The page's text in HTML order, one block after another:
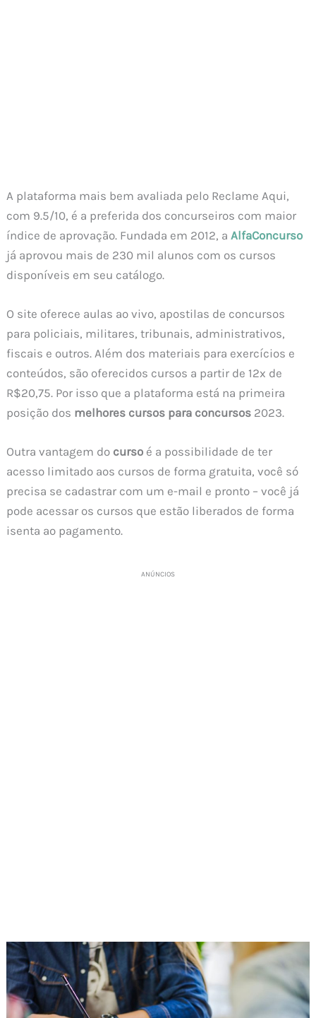
A plataforma mais bem avaliada pelo Reclame Aqui,
com 9.5/10, é a preferida dos concurseiros com maior
índice de aprovação. Fundada em 2012, aAlfaConcurso
já aprovou mais de 230 mil alunos com os cursos
disponíveis em seu catálogo.
O site oferece aulas ao vivo, apostilas de concursos
para policiais, militares, tribunais, administrativos,
fiscais e outros. Além dos materiais para exercícios e
conteúdos, são oferecidos cursos a partir de 12x de
R$20,75. Por isso que a plataforma está na primeira
posição dos melhores cursos para concursos 2023.
Outra vantagem do curso é a possibilidade de ter
acesso limitado aos cursos de forma gratuita, você só
precisa se cadastrar com um e-mail e pronto – você já
pode acessar os cursos que estão liberados de forma
isenta ao pagamento.
ANÚNCIOS